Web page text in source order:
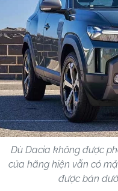
Dù Dacia không được
của hãng hiện vẫn có
được bán